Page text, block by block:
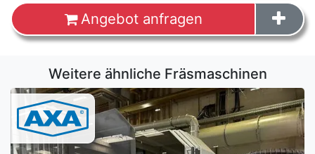
Angebot anfragen
Weitere ähnliche Fräsmaschinen